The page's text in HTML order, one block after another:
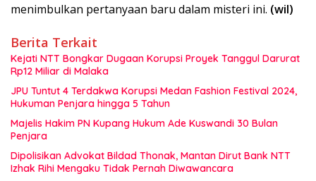
menimbulkan pertanyaan baru dalam misteri ini. (wil)
Berita Terkait
Kejati NTT Bongkar Dugaan Korupsi Proyek Tanggul Darurat
Rp12 Miliar di Malaka
JPU Tuntut 4 Terdakwa Korupsi Medan Fashion Festival 2024,
Hukuman Penjara hingga 5 Tahun
Majelis Hakim PN Kupang Hukum Ade Kuswandi 30 Bulan
Penjara
Dipolisikan Advokat Bildad Thonak, Mantan Dirut Bank NTT
Izhak Rihi Mengaku Tidak Pernah Diwawancara